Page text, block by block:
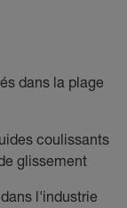
dans la plage
coulissants
glissement
l'industrie